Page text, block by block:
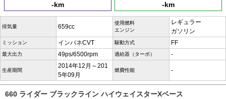
-km -km
排気量 659cc
使用燃料
エンジン
レギュラー
ガソリン
ミッション インパネCVT 駆動方式 FF
最大出力 49ps/6500rpm 過給器（ターボ） -
生産期間
2014年12月～201
5年09月
燃費性能 -
660 ライダー ブラックライン ハイウェイスターXベース